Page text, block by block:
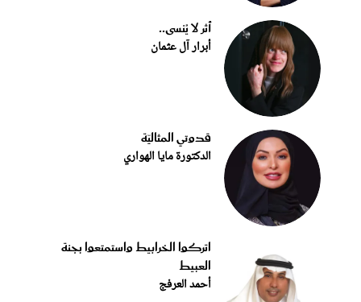
أثر لا يُنسى..
أبرار آل عثمان
قدوتي المثاليّة
الدكتورة مايا الهواري
اتركوا الخرابيط واستمتعوا بجنة
العبيط
أحمد العرفج